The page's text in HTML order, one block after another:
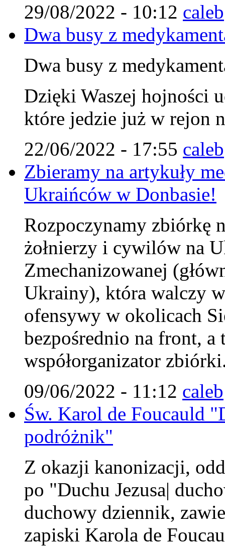
29/08/2022 - 10:12 caleb
Dwa busy z
Dwa busy z
Dzięki Waszej hojności
które jedzie już w rejon
22/06/2022 - 17:55 caleb
Zbieramy na artykuły
Ukraińców w Donbasie!
Rozpoczynamy zbiórkę
żołnierzy i cywilów na
Zmechanizowanej
Ukrainy), która walczy
ofensywy w okolicach
bezpośrednio na front, a
współorganizator
09/06/2022 - 11:12 caleb
Św. Karol de Foucauld
podróżnik"
Z okazji kanonizacji,
po "Duchu Jezusa|
duchowy dziennik,
zapiski Karola de